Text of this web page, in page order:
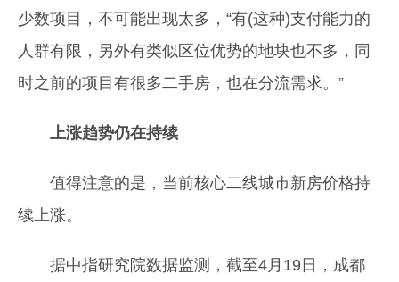
少数项目，不可能出现太多，“有(这种)支付能力的
人群有限，另外有类似区位优势的地块也不多，同
时之前的项目有很多二手房，也在分流需求。”
上涨趋势仍在持续
值得注意的是，当前核心二线城市新房价格持
续上涨。
据中指研究院数据监测，截至4月19日，成都